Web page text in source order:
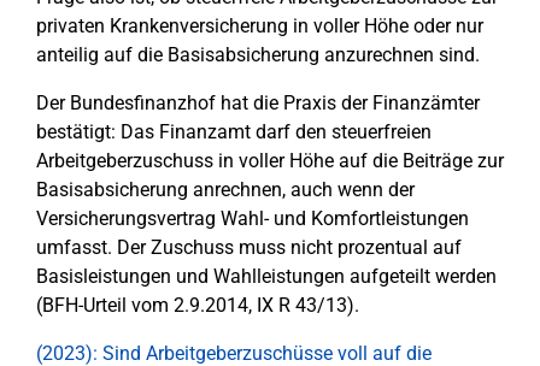
privaten Krankenversicherung in voller Höhe oder nur
anteilig auf die Basisabsicherung anzurechnen sind.
Der Bundesfinanzhof hat die Praxis der Finanzämter
bestätigt: Das Finanzamt darf den steuerfreien
Arbeitgeberzuschuss in voller Höhe auf die Beiträge zur
Basisabsicherung anrechnen, auch wenn der
Versicherungsvertrag Wahl- und Komfortleistungen
umfasst. Der Zuschuss muss nicht prozentual auf
Basisleistungen und Wahlleistungen aufgeteilt werden
(BFH-Urteil vom 2.9.2014, IX R 43/13).
(2023): Sind Arbeitgeberzuschüsse voll auf die